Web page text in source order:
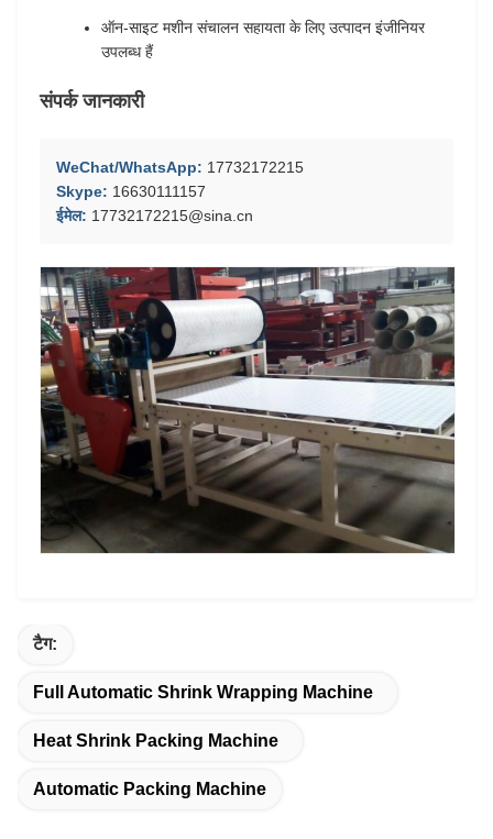
ऑन-साइट मशीन संचालन सहायता के लिए उत्पादन इंजीनियर
उपलब्ध हैं
संपर्क जानकारी
WeChat/WhatsApp: 17732172215
Skype: 16630111157
ईमेल: 17732172215@sina.cn
टैग:
Full Automatic Shrink Wrapping Machine
Heat Shrink Packing Machine
Automatic Packing Machine